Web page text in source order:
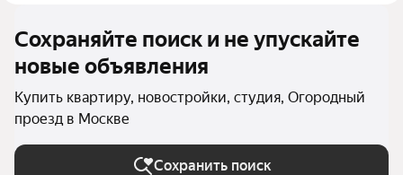
Сохраняйте поиск и не упускайте
новые объявления
Купить квартиру, новостройки, студия, Огородный
проезд в Москве
Сохранить поиск